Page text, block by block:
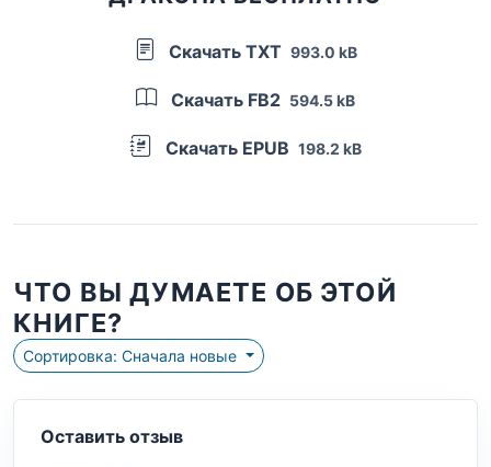
Скачать TXT 993.0 kB
Скачать FB2 594.5 kB
Скачать EPUB 198.2 kB
ЧТО ВЫ ДУМАЕТЕ ОБ ЭТОЙ
КНИГЕ?
Сортировка: Сначала новые
Оставить отзыв